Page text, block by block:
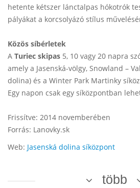
hetente kétszer lánctalpas hókotrók
pályákat a korcsolyázó stílus
Közös síbérletek
A Turiec skipas 5, 10 vagy 20 napra
amely a Jasenská-völgy, Snowland –
dolina) és a Winter Park Martinky
Egy napon csak egy síközpontban
Frissítve: 2014 novemberében
Forrás: Lanovky.sk
Web: Jasenská dolina síközpont
több